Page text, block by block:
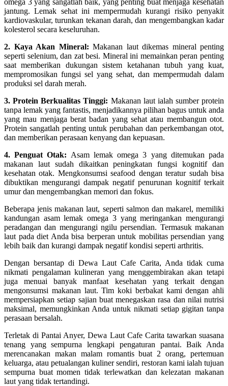
jantung. Lemak sehat ini mempermudah kurangi risiko penyakit
kardiovaskular, turunkan tekanan darah, dan mengembangkan kadar
kolesterol secara keseluruhan.
2. Kaya Akan Mineral: Makanan laut dikemas mineral penting
seperti selenium, dan zat besi. Mineral ini memainkan peran penting
saat memberikan dukungan sistem ketahanan tubuh yang kuat,
mempromosikan fungsi sel yang sehat, dan mempermudah dalam
produksi sel darah merah.
3. Protein Berkualitas Tinggi: Makanan laut ialah sumber protein
tanpa lemak yang fantastis, menjadikannya pilihan bagus untuk anda
yang mau menjaga berat badan yang sehat atau membangun otot.
Protein sangatlah penting untuk perubahan dan perkembangan otot,
dan memberikan perasaan kenyang dan kepuasan.
4. Penguat Otak: Asam lemak omega 3 yang ditemukan pada
makanan laut sudah dikaitkan peningkatan fungsi kognitif dan
kesehatan otak. Mengkonsumsi seafood dengan teratur sudah bisa
dibuktikan mengurangi dampak negatif penurunan kognitif terkait
umur dan mengembangkan memori dan fokus.
Beberapa jenis makanan laut, seperti salmon dan makarel, memiliki
kandungan asam lemak omega 3 yang meringankan mengurangi
peradangan dan mengurangi ngilu persendian. Termasuk makanan
laut pada diet Anda bisa berperan untuk mobilitas persendian yang
lebih baik dan kurangi dampak negatif kondisi seperti arthritis.
Dengan bersantap di Dewa Laut Cafe Carita, Anda tidak cuma
nikmati pengalaman kulineran yang menggembirakan akan tetapi
juga menuai banyak manfaat kesehatan yang terkait dengan
mengonsumsi makanan laut. Tim koki berbakat kami dengan ahli
mempersiapkan setiap sajian buat menegaskan rasa dan nilai nutrisi
maksimal, memungkinkan Anda untuk nikmati setiap gigitan tanpa
perasaan bersalah.
Terletak di Pantai Anyer, Dewa Laut Cafe Carita tawarkan suasana
tenang yang sempurna lengkapi pengaturan pantai. Baik Anda
merencanakan makan malam romantis buat 2 orang, pertemuan
keluarga, atau petualangan kuliner sendiri, restoran kami ialah tujuan
sempurna buat momen tidak terlewatkan dan kelezatan makanan
laut yang tidak tertandingi.